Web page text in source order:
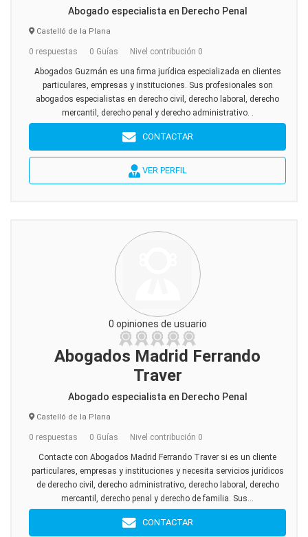
Abogado especialista en Derecho Penal
Castelló de la Plana
0 respuestas 0 Guías Nivel contribución 0
Abogados Guzmán es una firma jurídica especializada en clientes
particulares, empresas y instituciones. Sus profesionales son
abogados especialistas en derecho civil, derecho laboral, derecho
mercantil, derecho penal y derecho administrativo. .
CONTACTAR
VER PERFIL
0 opiniones de usuario
Abogados Madrid Ferrando
Traver
Abogado especialista en Derecho Penal
Castelló de la Plana
0 respuestas 0 Guías Nivel contribución 0
Contacte con Abogados Madrid Ferrando Traver si es un cliente
particulares, empresas y instituciones y necesita servicios jurídicos
de derecho civil, derecho administrativo, derecho laboral, derecho
mercantil, derecho penal y derecho de familia. Sus...
CONTACTAR